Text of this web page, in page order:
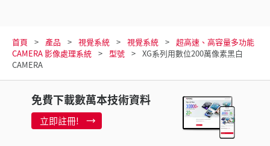
首頁 產品 視覺系統 視覺系統
超高速、高容量多功能
CAMERA 影像處理系統
型號
XG系列用數位200萬像素黑白
CAMERA
免費下載數萬本技術資料
立即註冊!